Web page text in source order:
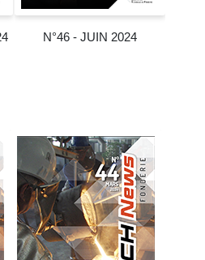
N°46 - JUIN 2024